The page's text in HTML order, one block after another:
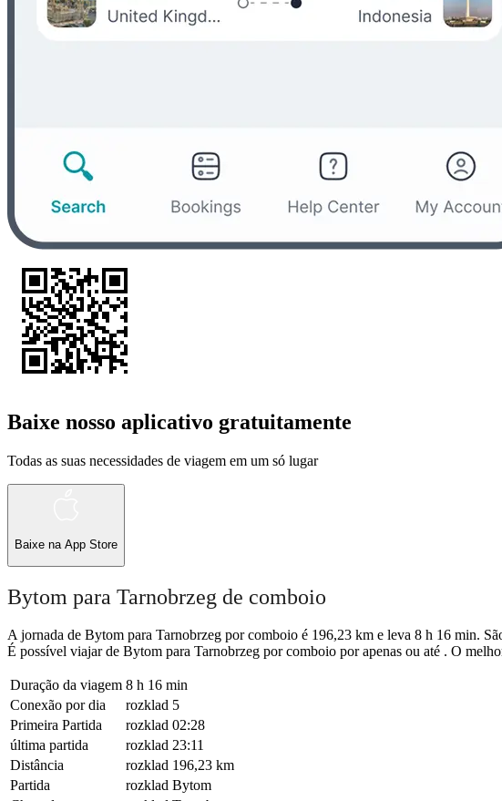
Baixe nosso aplicativo gratuitamente
Todas as suas necessidades de viagem em um só lugar
Baixe na App Store
Bytom para Tarnobrzeg de comboio
A jornada de Bytom para Tarnobrzeg por comboio é 196,23 km e leva 8 h 16 min.
É possível viajar de Bytom para Tarnobrzeg por comboio por apenas ou até . O
Duração da viagem 8 h 16 min
Conexão por dia
rozklad 5
Primeira Partida
rozklad 02:28
última partida
rozklad 23:11
Distância
rozklad 196,23 km
Partida
rozklad Bytom